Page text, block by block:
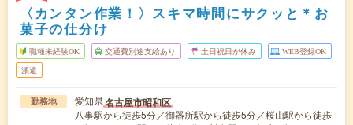
〈カンタン作業！〉スキマ時間にサクッと＊お
菓子の仕分け
職種未経験OK 交通費別途支給あり 土日祝日が休み WEB登録OK
派遣
勤務地 愛知県名古屋市昭和区
八事駅から徒歩5分／御器所駅から徒歩5分／桜山駅から徒歩